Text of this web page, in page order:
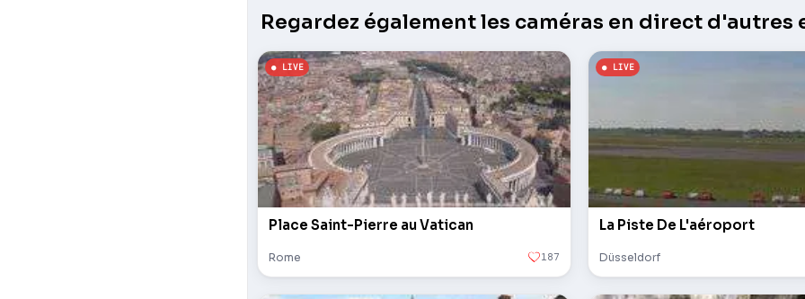
Regardez également les caméras en direct d'autres
Place Saint-Pierre au Vatican
Rome 187
La Piste De L'aéroport
Düsseldorf